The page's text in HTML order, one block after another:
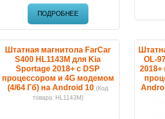
ПОДРОБНЕЕ
Штатная магнитола FarCar
S400 HL1143M для Kia
Sportage 2018+ с DSP
процессором и 4G модемом
(4/64 Гб) на Android 10 (Код
товара: HL1143M)
OL-
2018+